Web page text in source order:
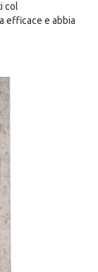
col
efficace e abbia